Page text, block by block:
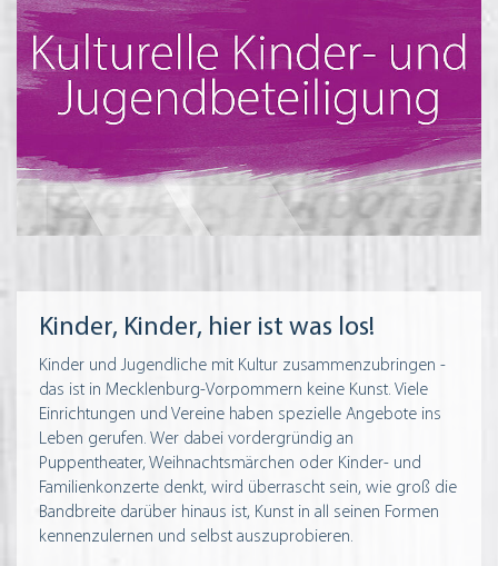
Kinder, Kinder, hier ist was los!
Kinder und Jugendliche mit Kultur zusammenzubringen -
das ist in Mecklenburg-Vorpommern keine Kunst. Viele
Einrichtungen und Vereine haben spezielle Angebote ins
Leben gerufen. Wer dabei vordergründig an
Puppentheater, Weihnachtsmärchen oder Kinder- und
Familienkonzerte denkt, wird überrascht sein, wie groß die
Bandbreite darüber hinaus ist, Kunst in all seinen Formen
kennenzulernen und selbst auszuprobieren.